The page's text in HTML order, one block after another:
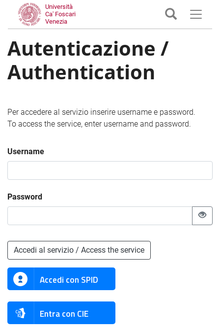
Università
Ca' Foscari
Venezia
Autenticazione /
Authentication
Per accedere al servizio inserire username e password.
To access the service, enter username and password.
Username
Password
Accedi al servizio / Access the service
Accedi con SPID
Entra con CIE